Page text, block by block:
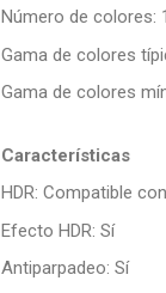
Número de colores:
Gama de colores
Gama de colores
Características
HDR: Compatible
Efecto HDR: Sí
Antiparpadeo: Sí